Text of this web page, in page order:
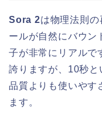
Sora 2は物理法則
ールが自然にバウン
子が非常にリアルで
誇りますが、10秒と
品質よりも使いやす
ます。